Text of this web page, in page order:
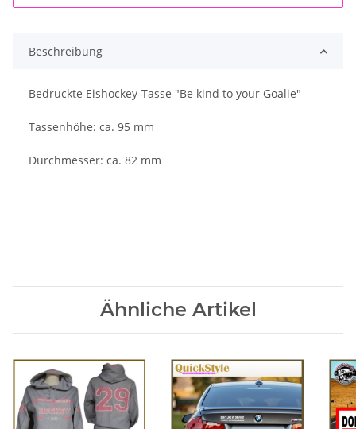
Beschreibung
Bedruckte Eishockey-Tasse "Be kind to your Goalie"
Tassenhöhe: ca. 95 mm
Durchmesser: ca. 82 mm
Ähnliche Artikel